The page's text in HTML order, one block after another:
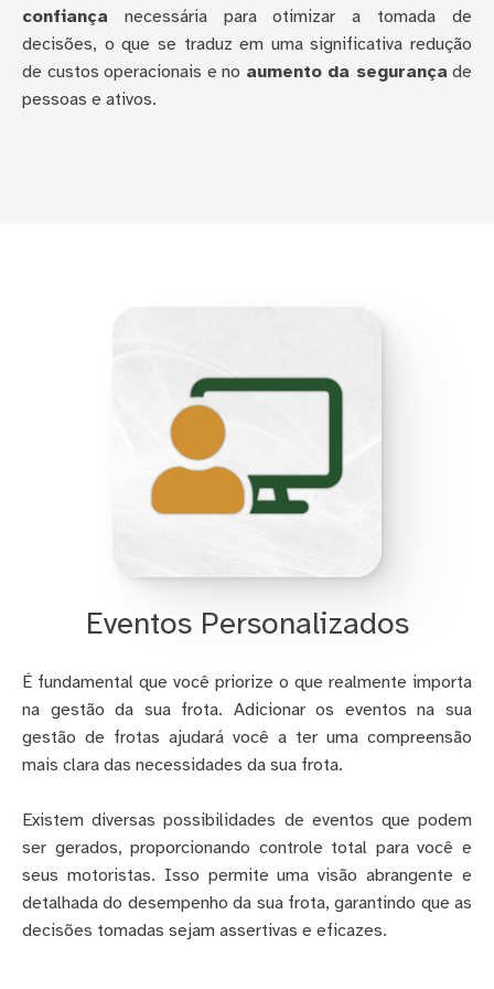
confiança necessária para otimizar a tomada de
decisões, o que se traduz em uma significativa redução
de custos operacionais e no aumento da segurançade
pessoas e ativos.
Eventos Personalizados
É fundamental que você priorize o que realmente importa
na gestão da sua frota. Adicionar os eventos na sua
gestão de frotas ajudará você a ter uma compreensão
mais clara das necessidades da sua frota.
Existem diversas possibilidades de eventos que podem
ser gerados, proporcionando controle total para você e
seus motoristas. Isso permite uma visão abrangente e
detalhada do desempenho da sua frota, garantindo que as
decisões tomadas sejam assertivas e eficazes.